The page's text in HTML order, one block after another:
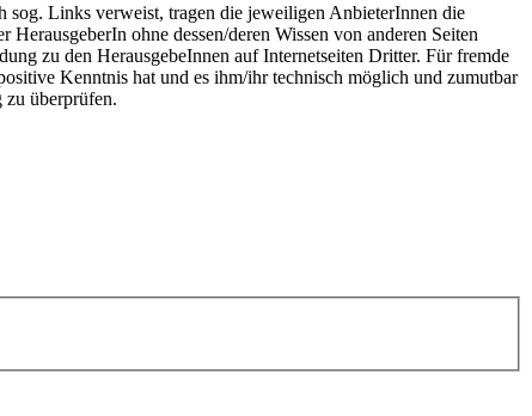
sog. Links verweist, tragen die jeweiligen AnbieterInnen die
ohne dessen/deren Wissen von anderen Seiten
zu den HerausgebeInnen auf Internetseiten Dritter. Für fremde
Kenntnis hat und es ihm/ihr technisch möglich und zumutbar
zu überprüfen.